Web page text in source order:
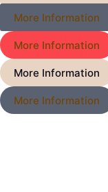
More Information
More Information
More Information
More Information